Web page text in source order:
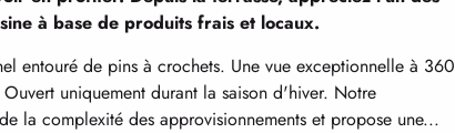
à base de produits frais et locaux.
entouré de pins à crochets. Une vue exceptionnelle à 360
uniquement durant la saison d'hiver. Notre
la complexité des approvisionnements et propose une...